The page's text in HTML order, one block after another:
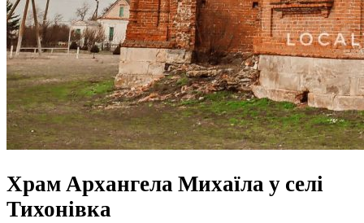
Храм Архангела Михаїла у селі
Тихонівка